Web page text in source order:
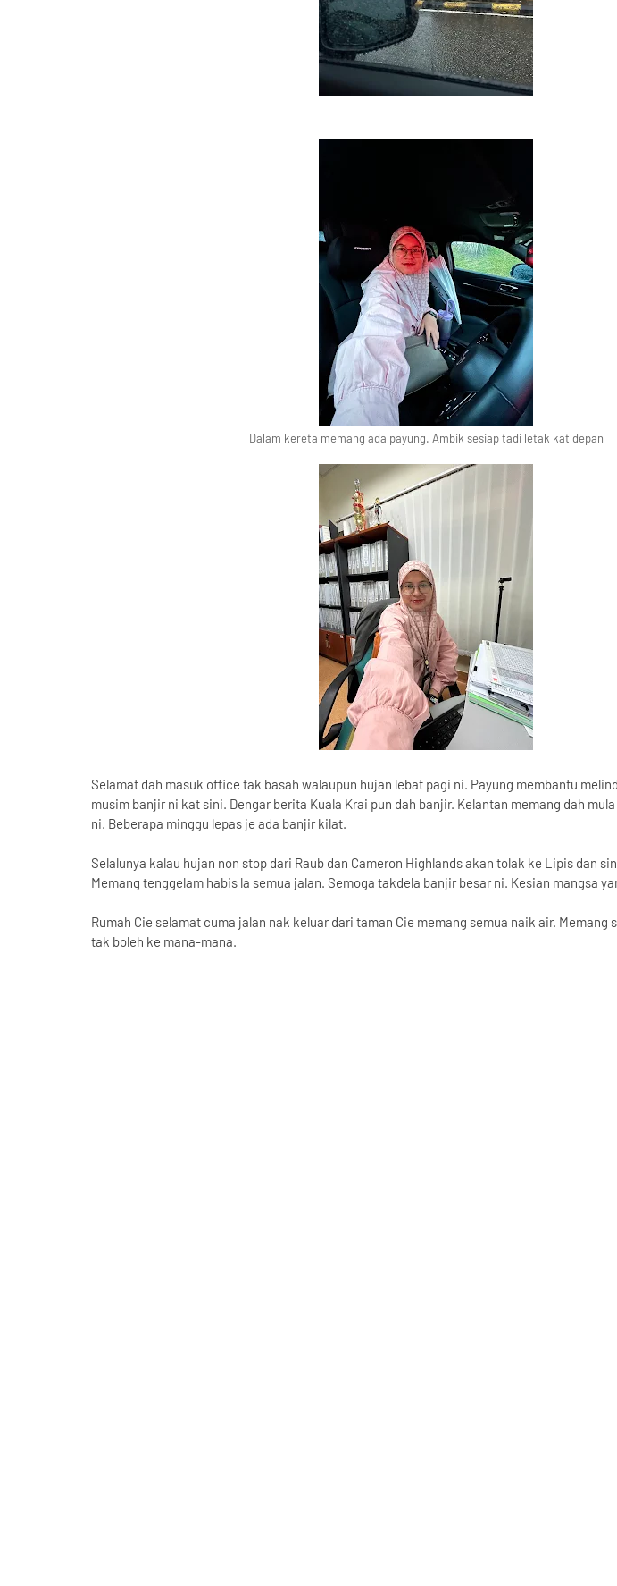
Dalam kereta memang ada payung. Ambik sesiap tadi letak kat depan
Selamat dah masuk office tak basah walaupun hujan lebat pagi ni. Payung membantu
musim banjir ni kat sini. Dengar berita Kuala Krai pun dah banjir. Kelantan memang dah
ni. Beberapa minggu lepas je ada banjir kilat.
Selalunya kalau hujan non stop dari Raub dan Cameron Highlands akan tolak ke Lipis dan
Memang tenggelam habis la semua jalan. Semoga takdela banjir besar ni. Kesian mangsa
Rumah Cie selamat cuma jalan nak keluar dari taman Cie memang semua naik air. Memang
tak boleh ke mana-mana.